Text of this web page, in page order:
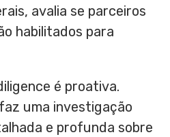
avalia se parceiros
habilitados para
é proativa.
uma investigação
e profunda sobre